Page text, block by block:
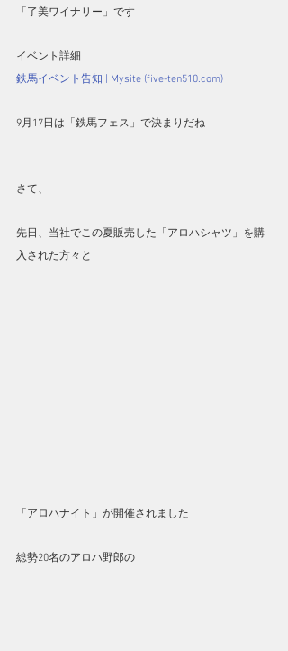
「了美ワイナリー」です
イベント詳細
鉄馬イベント告知 | Mysite (five-ten510.com)
9月17日は「鉄馬フェス」で決まりだね
さて、
先日、当社でこの夏販売した「アロハシャツ」を購
入された方々と
「アロハナイト」が開催されました
総勢20名のアロハ野郎の